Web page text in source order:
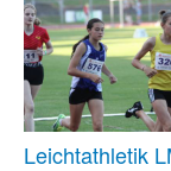
Leichtathletik